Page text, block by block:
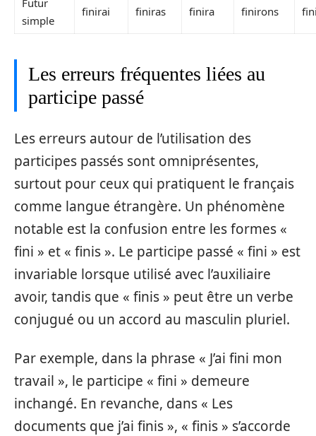
simple
finirai finiras finira finirons
Les erreurs fréquentes liées au
participe passé
Les erreurs autour de l’utilisation des
participes passés sont omniprésentes,
surtout pour ceux qui pratiquent le français
comme langue étrangère. Un phénomène
notable est la confusion entre les formes «
fini » et « finis ». Le participe passé « fini » est
invariable lorsque utilisé avec l’auxiliaire
avoir, tandis que « finis » peut être un verbe
conjugué ou un accord au masculin pluriel.
Par exemple, dans la phrase « J’ai fini mon
travail », le participe « fini » demeure
inchangé. En revanche, dans « Les
documents que j’ai finis », « finis » s’accorde